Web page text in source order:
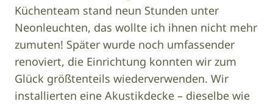
Küchenteam stand neun Stunden unter
Neonleuchten, das wollte ich ihnen nicht mehr
zumuten! Später wurde noch umfassender
renoviert, die Einrichtung konnten wir zum
Glück größtenteils wiederverwenden. Wir
installierten eine Akustikdecke – dieselbe wie